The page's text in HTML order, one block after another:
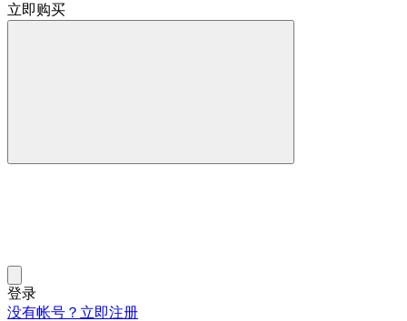
立即购买
登录
没有帐号？立即注册